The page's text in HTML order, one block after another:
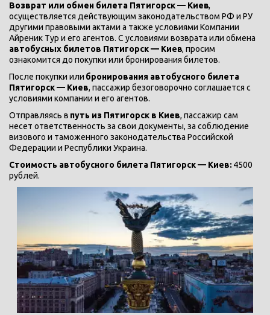
Возврат или обмен билета Пятигорск — Киев,
осуществляется действующим законодательством РФ и РУ
другими правовыми актами а также условиями Компании
автобусных билетов Пятигорск — Киев, просим
ознакомится до покупки или бронирования билетов.
После покупки или бронирования автобусного билета
Пятигорск — Киев, пассажир безоговорочно соглашается с
условиями компании и его агентов.
Отправляясь в путь из Пятигорск в Киев, пассажир сам
несет ответственность за свои документы, за соблюдение
визового и таможенного законодательства Российской
Федерации и Республики Украина.
Стоимость автобусного билета Пятигорск — Киев: 4500
рублей.